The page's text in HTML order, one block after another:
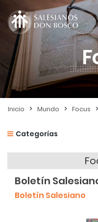
Inicio > Mundo > Focus >
Categorías
Boletín
Boletín Salesiano